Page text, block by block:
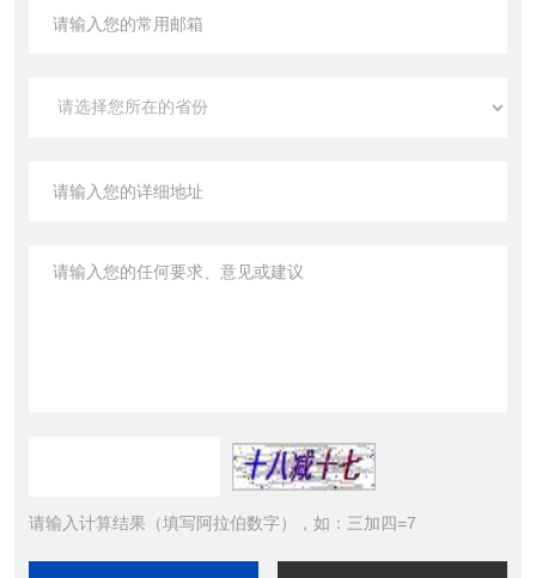
请输入计算结果（填写阿拉伯数字），如：三加四=7